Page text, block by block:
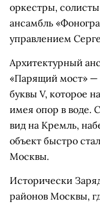
оркестры,
ансамбль
управлением
Архитектурный
«Парящий мост» —
буквы V, которое
имея опор в воде.
вид на Кремль,
объект быстро
Москвы.
Исторически
районов Москвы,